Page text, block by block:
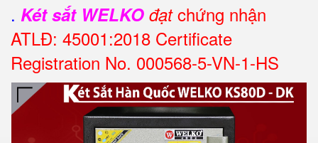
. Két sắt WELKO đạtchứng nhận
ATLĐ: 45001:2018 Certificate
Registration No. 000568-5-VN-1-HS